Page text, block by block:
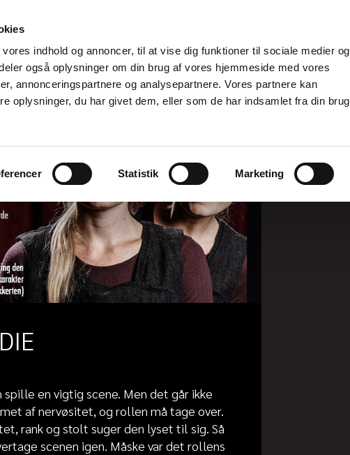
indhold og annoncer, til at vise dig funktioner til sociale medier og
også oplysninger om din brug af vores hjemmeside med vores
annonceringspartnere og analysepartnere. Vores partnere kan
oplysninger, du har givet dem, eller som de har indsamlet fra din brug
Statistik Marketing
en vigtig scene. Men det går ikke
af nervøsitet, og rollen må tage over.
rank og stolt suger den lyset til sig. Så
scenen igen. Måske var det rollens